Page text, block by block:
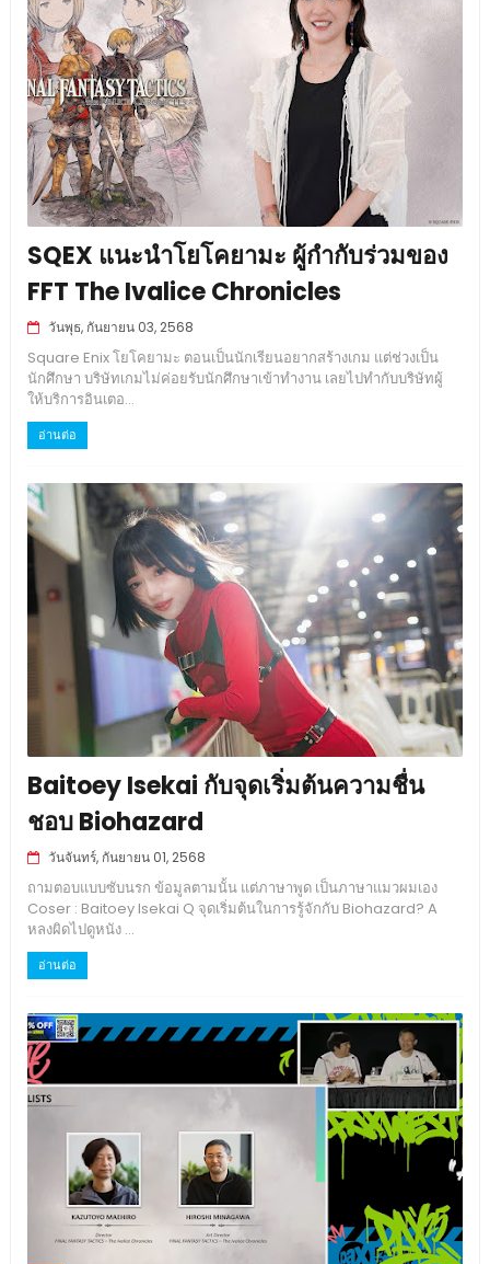
SQEX แนะนำโยโคยามะ ผู้กำกับร่วมของ
FFT The Ivalice Chronicles
วันพุธ, กันยายน 03, 2568
Square Enix โยโคยามะ ตอนเป็นนักเรียนอยากสร้างเกม แต่ช่วงเป็น
นักศึกษา บริษัทเกมไม่ค่อยรับนักศึกษาเข้าทำงาน เลยไปทำกับบริษัทผู้
ให้บริการอินเตอ...
อ่านต่อ
Baitoey Isekai กับจุดเริ่มต้นความชื่น
ชอบ Biohazard
วันจันทร์, กันยายน 01, 2568
ถามตอบแบบซับนรก ข้อมูลตามนั้น แต่ภาษาพูด เป็นภาษาแมวผมเอง
Coser : Baitoey Isekai Q จุดเริ่มต้นในการรู้จักกับ Biohazard? A
หลงผิดไปดูหนัง ...
อ่านต่อ